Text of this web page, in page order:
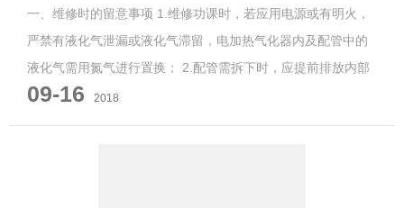
一、维修时的留意事项 1.维修功课时，若应用电源或有明火，
严禁有液化气泄漏或液化气滞留，电加热气化器内及配管中的
液化气需用氮气进行置换； 2.配管需拆下时，应提前排放内部
的气体； 3...
09-16 2018